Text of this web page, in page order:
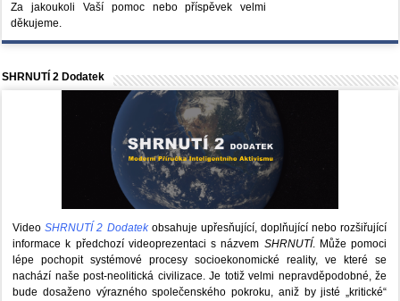
Za jakoukoli Vaší pomoc nebo příspěvek velmi
děkujeme.
SHRNUTÍ 2 Dodatek
VideoSHRNUTÍ 2 Dodatekobsahuje upřesňující, doplňující nebo rozšiřující
informace k předchozí videoprezentaci s názvem SHRNUTÍ. Může pomoci
lépe pochopit systémové procesy socioekonomické reality, ve které se
nachází naše post-neolitická civilizace. Je totiž velmi nepravděpodobné, že
bude dosaženo výrazného společenského pokroku, aniž by jisté „kritické“